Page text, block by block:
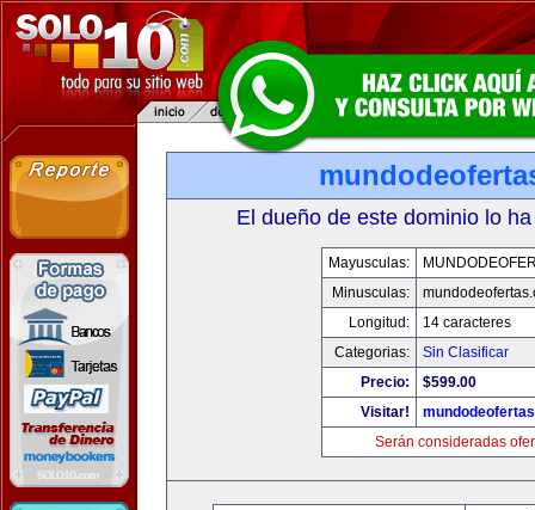
El dueño de este dominio lo
Mayusculas:
Minusculas:
Longitud:
14 caracteres
Categorias:
Sin Clasificar
Precio:
$599.00
Visitar!
Serán consideradas